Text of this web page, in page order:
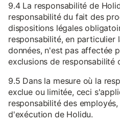
9.4 La responsabilité de
responsabilité du fait des
dispositions légales
responsabilité, en
données, n'est pas affectée
exclusions de responsabilité
9.5 Dans la mesure où la
exclue ou limitée, ceci
responsabilité des
d'exécution de Holidu.